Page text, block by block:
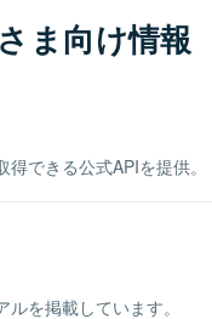
ま向け情報
できる公式APIを提供。
を掲載しています。